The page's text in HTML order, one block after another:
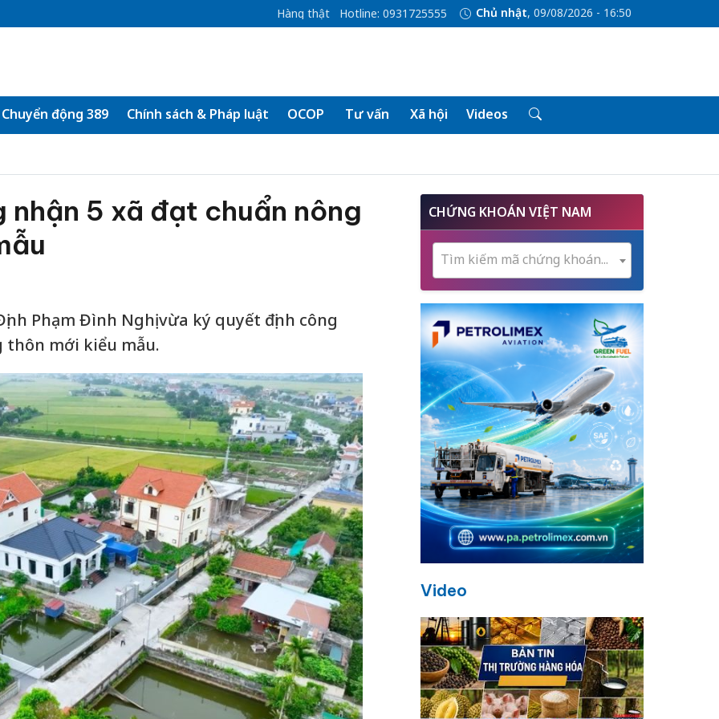
Hàng thật Hotline: 0931725555 Chủ nhật, 09/08/2026 - 16:50
Chuyển động 389 Chính sách & Pháp luật OCOP Tư vấn Xã hội Videos
nhận 5 xã đạt chuẩn nông
Phạm Đình Nghị vừa ký quyết định công
thôn mới kiểu mẫu.
CHỨNG KHOÁN VIỆT NAM
Tìm kiếm mã chứng khoán...
Video